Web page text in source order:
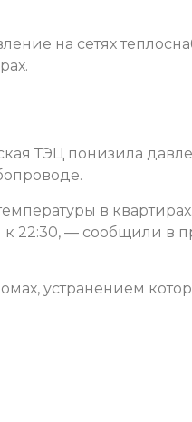
на сетях
ТЭЦ понизила
в
к 22:30, — сообщили в
устранением